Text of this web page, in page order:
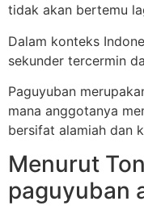
tidak akan bertemu
Dalam konteks
sekunder tercermin
Paguyuban
mana anggotanya
bersifat alamiah dan
Menurut
paguyuban